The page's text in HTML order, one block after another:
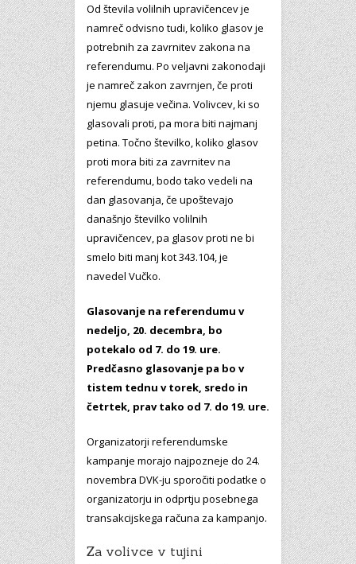
Od števila volilnih upravičencev je
namreč odvisno tudi, koliko glasov je
potrebnih za zavrnitev zakona na
referendumu. Po veljavni zakonodaji
je namreč zakon zavrnjen, če proti
njemu glasuje večina. Volivcev, ki so
glasovali proti, pa mora biti najmanj
petina. Točno številko, koliko glasov
proti mora biti za zavrnitev na
referendumu, bodo tako vedeli na
dan glasovanja, če upoštevajo
današnjo številko volilnih
upravičencev, pa glasov proti ne bi
smelo biti manj kot 343.104, je
navedel Vučko.
Glasovanje na referendumu v
nedeljo, 20. decembra, bo
potekalo od 7. do 19. ure.
Predčasno glasovanje pa bo v
tistem tednu v torek, sredo in
četrtek, prav tako od 7. do 19. ure.
Organizatorji referendumske
kampanje morajo najpozneje do 24.
novembra DVK-ju sporočiti podatke o
organizatorju in odprtju posebnega
transakcijskega računa za kampanjo.
Za volivce v tujini